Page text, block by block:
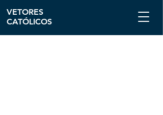
VETORES
CATÓLICOS